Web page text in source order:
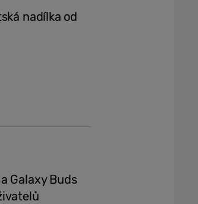
nadílka od
Galaxy Buds